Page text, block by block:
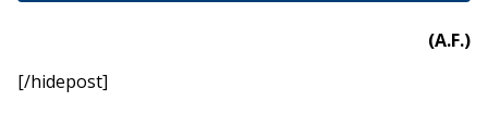
(A.F.)
[/hidepost]